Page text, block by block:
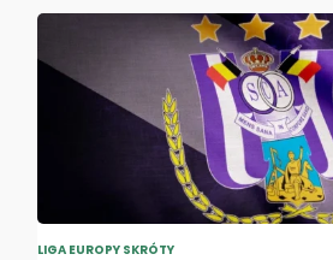
LIGA EUROPY SKRÓTY